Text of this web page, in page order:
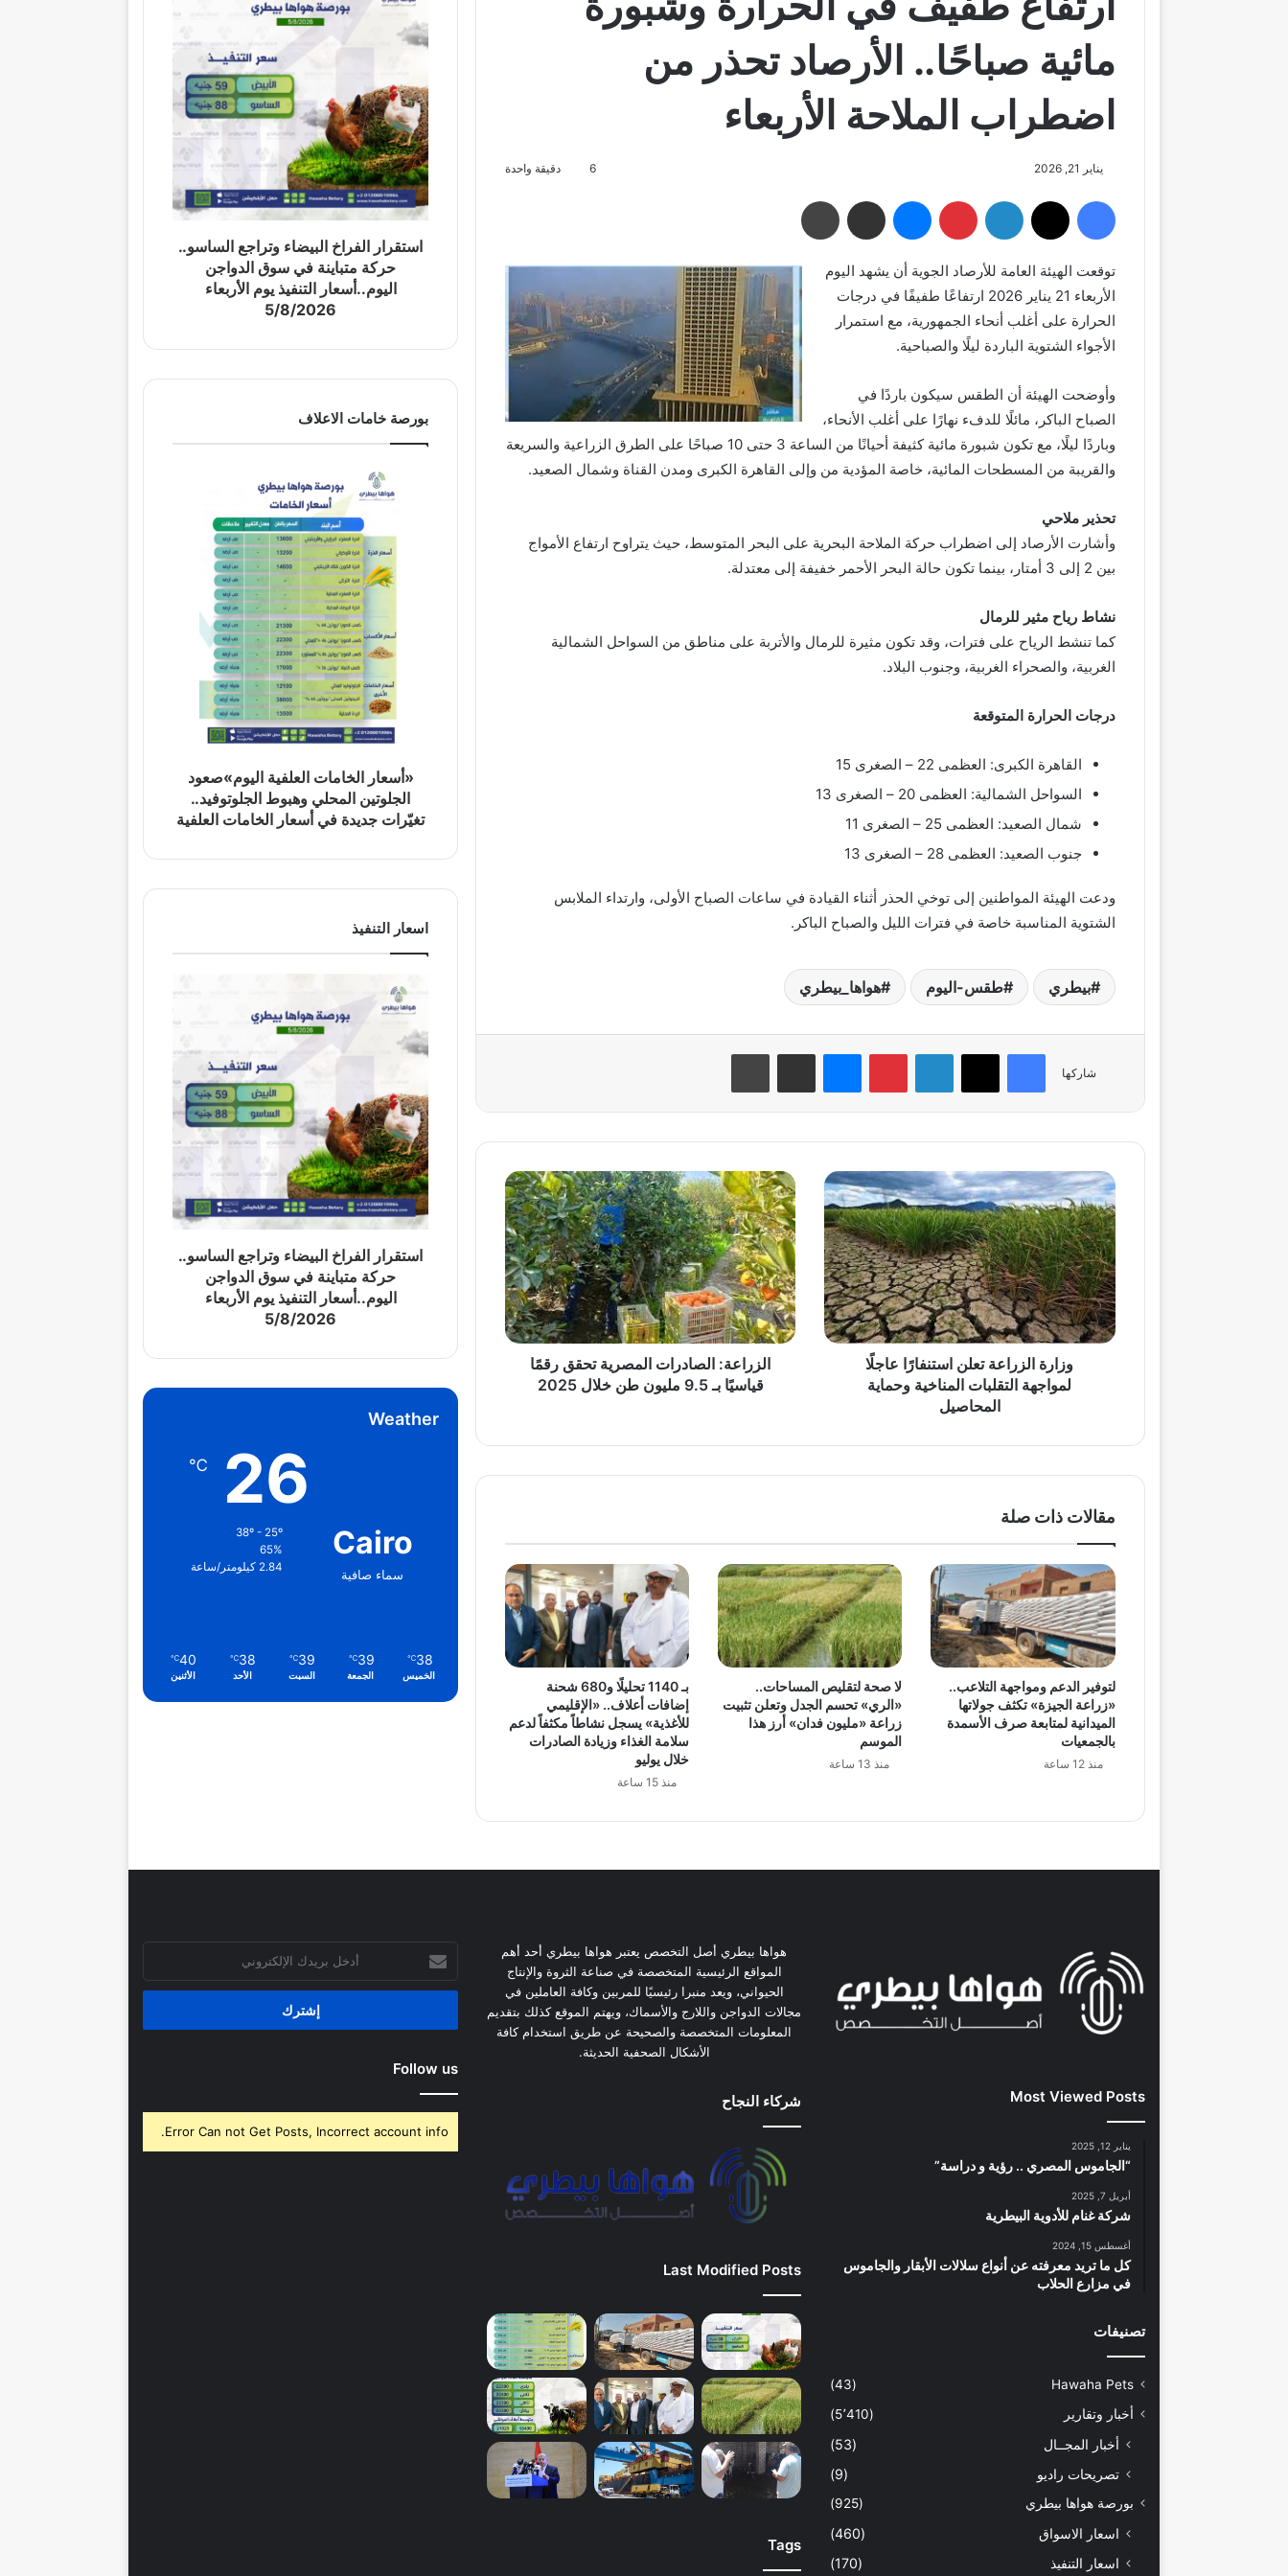
مائية صباحًا.. الأرصاد تحذر من
اضطراب الملاحة الأربعاء
يناير 21, 2026 6 دقيقة واحدة
فيسبوك لينكدإن بينتيريست ماسنجر مشاركة عبر البريد
توقعت الهيئة العامة للأرصاد الجوية أن يشهد اليوم
الأربعاء 21 يناير 2026 ارتفاعًا طفيفًا في درجات
الحرارة على أغلب أنحاء الجمهورية، مع استمرار
الأجواء الشتوية الباردة ليلًا والصباحية.
وأوضحت الهيئة أن الطقس سيكون باردًا في
الصباح الباكر، مائلًا للدفء نهارًا على أغلب الأنحاء،
وباردًا ليلًا، مع تكون شبورة مائية كثيفة أحيانًا من الساعة 3 حتى 10 صباحًا على الطرق الزراعية والسريعة
والقريبة من المسطحات المائية، خاصة المؤدية من وإلى القاهرة الكبرى ومدن القناة وشمال الصعيد.
تحذير ملاحي
وأشارت الأرصاد إلى اضطراب حركة الملاحة البحرية على البحر المتوسط، حيث يتراوح ارتفاع الأمواج
بين 2 إلى 3 أمتار، بينما تكون حالة البحر الأحمر خفيفة إلى معتدلة.
نشاط رياح مثير للرمال
كما تنشط الرياح على فترات، وقد تكون مثيرة للرمال والأتربة على مناطق من السواحل الشمالية
الغربية، والصحراء الغربية، وجنوب البلاد.
درجات الحرارة المتوقعة
القاهرة الكبرى: العظمى 22 – الصغرى 15
السواحل الشمالية: العظمى 20 – الصغرى 13
شمال الصعيد: العظمى 25 – الصغرى 11
جنوب الصعيد: العظمى 28 – الصغرى 13
ودعت الهيئة المواطنين إلى توخي الحذر أثناء القيادة في ساعات الصباح الأولى، وارتداء الملابس
الشتوية المناسبة خاصة في فترات الليل والصباح الباكر.
بيطري طقس-اليوم هواها_بيطري
شاركها
فيسبوك ‫X لينكدإن بينتيريستماسنجر مشاركة عبر البريد طباعة
وزارة
الزراعة
تعلن
استنفارًا
عاجلًا
لمواجهة
التقلبات
المناخية
وحماية
المحاصيلوزارة الزراعة تعلن استنفارًا عاجلًا
لمواجهة التقلبات المناخية وحماية
المحاصيل
الزراعة:
الصادرات
المصرية
تحقق
رقمًا
قياسيًا
بـ
9.5
مليون
الزراعة: الصادرات المصرية تحقق رقمًا
قياسيًا بـ 9.5 مليون طن خلال 2025
مقالات ذات صلة
لتوفير الدعم ومواجهة التلاعب..
«زراعة الجيزة» تكثف جولاتها
الميدانية لمتابعة صرف الأسمدة
بالجمعيات
منذ 12 ساعة
لا صحة لتقليص المساحات..
«الري» تحسم الجدل وتعلن تثبيت
زراعة «مليون فدان» أرز هذا
الموسم
منذ 13 ساعة
بـ 1140 تحليلًا و680 شحنة
إضافات أعلاف.. «الإقليمي
للأغذية» يسجل نشاطاً مكثفاً لدعم
سلامة الغذاء وزيادة الصادرات
خلال يوليو
منذ 15 ساعة
استقرار الفراخ البيضاء وتراجع الساسو..
حركة متباينة في سوق الدواجن
اليوم..أسعار التنفيذ يوم الأربعاء
5/8/2026
بورصة خامات الاعلاف
«أسعار الخامات العلفية اليوم»صعود
الجلوتين المحلي وهبوط الجلوتوفيد..
تغيّرات جديدة في أسعار الخامات العلفية
اسعار التنفيذ
استقرار الفراخ البيضاء وتراجع الساسو..
حركة متباينة في سوق الدواجن
اليوم..أسعار التنفيذ يوم الأربعاء
5/8/2026
Weather
Cairo
سماء صافية
26
℃
38º - 25º
65%
2.84 كيلومتر/ساعة
38
℃
الخميس
39
℃
الجمعة
39
℃
السبت
38
℃
الأحد
40
℃
الأثنين
Most Viewed Posts
يناير 12, 2025
“الجاموس المصري .. رؤية و دراسة”
أبريل 7, 2025
شركة غنام للأدوية البيطرية
أغسطس 15, 2024
كل ما تريد معرفته عن أنواع سلالات الأبقار والجاموس
في مزارع الحلاب
تصنيفات
Hawaha Pets
(43)
أخبار وتقارير
(5٬410)
أخبار المجــال
(53)
تصريحات راديو
(9)
بورصة هواها بيطري (925)
اسعار الاسواق
(460)
اسعار التنفيذ
(170)
هواها بيطري أصل التخصص يعتبر هواها بيطري أحد أهم
المواقع الرئيسية المتخصصة في صناعة الثروة والإنتاج
الحيواني، ويعد منبرا رئيسيًا للمربين وكافة العاملين في
مجالات الدواجن واللارج والأسماك، ويهتم الموقع كذلك بتقديم
المعلومات المتخصصة والصحيحة عن طريق استخدام كافة
الأشكال الصحفية الحديثة.
شركاء النجاح
Last Modified Posts
Tags
بريدك
الإلكتروني
Follow us
Error Can not Get Posts, Incorrect account info.